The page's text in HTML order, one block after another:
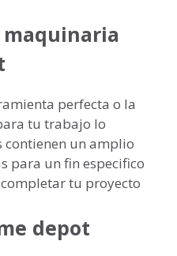
perfecta o la
tu trabajo lo
contienen un amplio
para un fin especifico
tu proyecto
depot